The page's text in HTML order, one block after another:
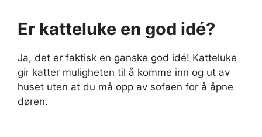
Er katteluke en god idé?
Ja, det er faktisk en ganske god idé! Katteluke
gir katter muligheten til å komme inn og ut av
huset uten at du må opp av sofaen for å åpne
døren.